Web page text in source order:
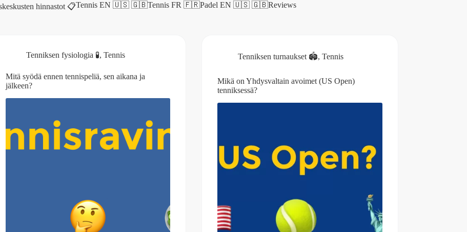
hinnastot 📋Tennis EN 🇺🇸 🇬🇧Tennis FR 🇫🇷Padel EN 🇺🇸 🇬🇧Reviews
Tenniksen fysiologia 🧪,Tennis
Mitä syödä ennen tennispeliä, sen aikana ja
jälkeen?
Tenniksen turnaukset 🏟️,Tennis
Mikä on Yhdysvaltain avoimet (US Open)
tenniksessä?